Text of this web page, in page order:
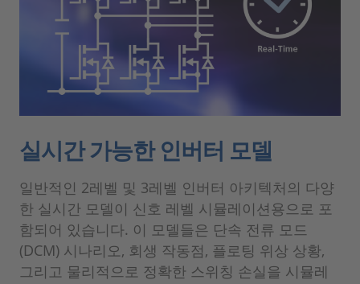
실시간 가능한 인버터 모델
일반적인 2레벨 및 3레벨 인버터 아키텍처의 다양
한 실시간 모델이 신호 레벨 시뮬레이션용으로 포
함되어 있습니다. 이 모델들은 단속 전류 모드
(DCM) 시나리오, 회생 작동점, 플로팅 위상 상황,
그리고 물리적으로 정확한 스위칭 손실을 시뮬레